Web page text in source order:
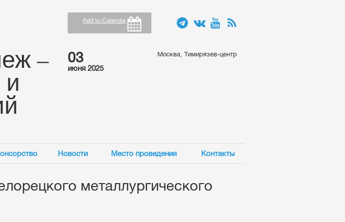
Add to Calendar
– 03
июня 2025
Москва, Тимирязев-центр
Новости Место проведения Контакты
металлургического